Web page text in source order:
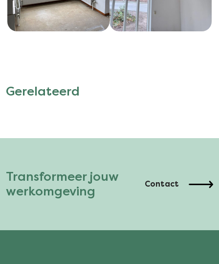
Gerelateerd
Transformeer jouw
werkomgeving
Contact